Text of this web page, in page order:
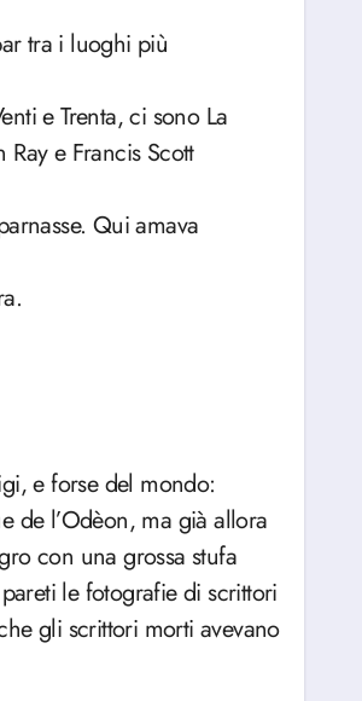
tra i luoghi più
e Trenta, ci sono La
e Francis Scott
Qui amava
e forse del mondo:
de l’Odèon, ma già allora
con una grossa stufa
le fotografie di scrittori
gli scrittori morti avevano